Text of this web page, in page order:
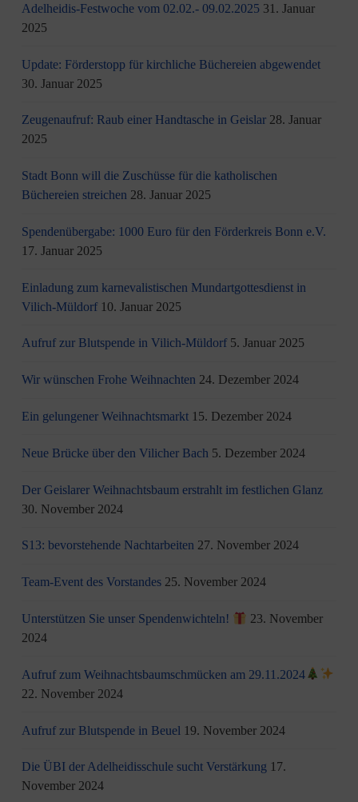
Adelheidis-Festwoche vom 02.02.- 09.02.2025 31. Januar
2025
Update: Förderstopp für kirchliche Büchereien abgewendet
30. Januar 2025
Zeugenaufruf: Raub einer Handtasche in Geislar 28. Januar
2025
Stadt Bonn will die Zuschüsse für die katholischen
Büchereien streichen 28. Januar 2025
Spendenübergabe: 1000 Euro für den Förderkreis Bonn e.V.
17. Januar 2025
Einladung zum karnevalistischen Mundartgottesdienst in
Vilich-Müldorf 10. Januar 2025
Aufruf zur Blutspende in Vilich-Müldorf 5. Januar 2025
Wir wünschen Frohe Weihnachten 24. Dezember 2024
Ein gelungener Weihnachtsmarkt 15. Dezember 2024
Neue Brücke über den Vilicher Bach 5. Dezember 2024
Der Geislarer Weihnachtsbaum erstrahlt im festlichen Glanz
30. November 2024
S13: bevorstehende Nachtarbeiten 27. November 2024
Team-Event des Vorstandes 25. November 2024
Unterstützen Sie unser Spendenwichteln!
23. November
2024
Aufruf zum Weihnachtsbaumschmücken am 29.11.2024
22. November 2024
Aufruf zur Blutspende in Beuel 19. November 2024
Die ÜBI der Adelheidisschule sucht Verstärkung 17.
November 2024